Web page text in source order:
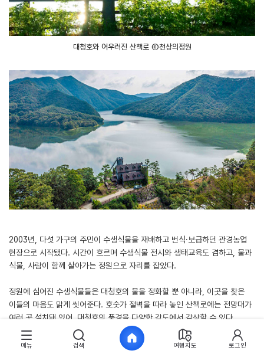
대청호와 어우러진 산책로 ⓒ천상의정원
2003년, 다섯 가구의 주민이 수생식물을 재배하고 번식·보급하던 관경농업
현장으로 시작됐다. 시간이 흐르며 수생식물 전시와 생태교육도 겸하고, 물과
식물, 사람이 함께 살아가는 정원으로 자리를 잡았다.
정원에 심어진 수생식물들은 대청호의 물을 정화할 뿐 아니라, 이곳을 찾은
이들의 마음도 맑게 씻어준다. 호숫가 절벽을 따라 놓인 산책로에는 전망대가
여러 곳 설치돼 있어, 대청호의 풍경을 다양한 각도에서 감상할 수 있다.
메뉴 검색 여행지도 로그인